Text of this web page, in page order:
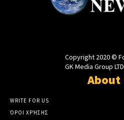
Copyright 2020 ©
GK Media Group LTD
About
WRITE FOR US
ΌΡΟΙ ΧΡΉΣΗΣ